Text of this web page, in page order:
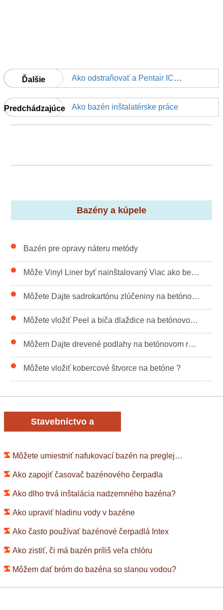
Ďalšie Ako odstraňovať a Pentair IC40 chlóru generátor
Predchádzajúce Ako bazén inštalatérske práce
Bazény a kúpele
Bazén pre opravy náteru metódy
Môže Vinyl Liner byť nainštalovaný Viac ako betón a CSF bazén ?
Môžete Dajte sadrokartónu zlúčeniny na betónový strop ?
Môžete vložiť Peel a biča dlaždice na betónovom ?
Môžem Dajte drevené podlahy na betónovom rady
Môžete vložiť kobercové štvorce na betóne ?
Stavebníctvo a
Môžete umiestniť nafukovací bazén na preglejku?
Ako zapojiť časovač bazénového čerpadla
Ako dlho trvá inštalácia nadzemného bazéna?
Ako upraviť hladinu vody v bazéne
Ako často používať bazénové čerpadlá Intex
Ako zistiť, či má bazén príliš veľa chlóru
Môžem dať bróm do bazéna so slanou vodou?